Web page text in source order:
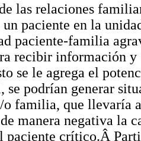
las relaciones
paciente en la
paciente-familia
recibir información y
se le agrega el
se podrían generar
o familia, que llevaría
manera negativa la
crítico.Â